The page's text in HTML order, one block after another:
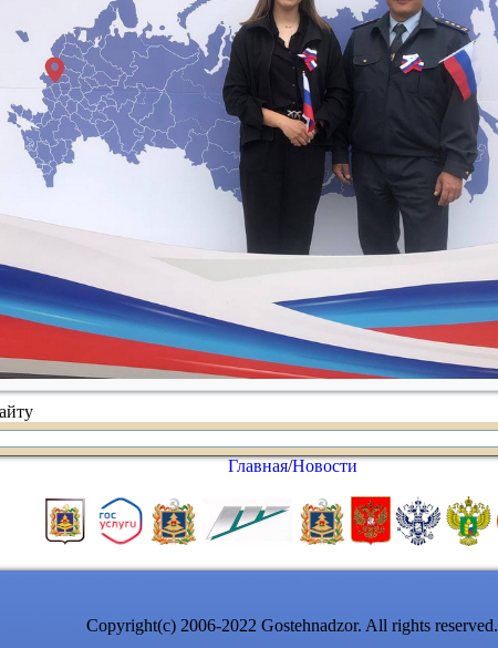
Главная/Новости
Copyright(c) 2006-2022 Gostehnadzor. All rights reserved.